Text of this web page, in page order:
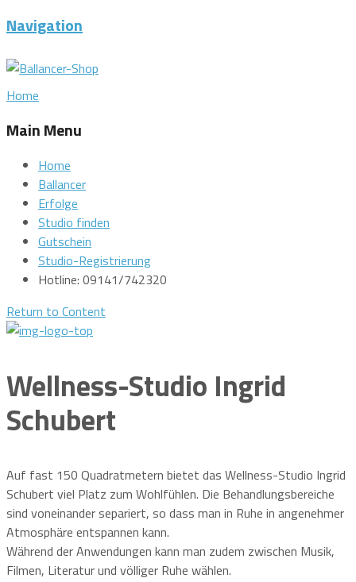
Navigation
Home
Main Menu
Home
Ballancer
Erfolge
Studio finden
Gutschein
Studio-Registrierung
Hotline: 09141/742320
Return to Content
Wellness-Studio Ingrid
Schubert
Auf fast 150 Quadratmetern bietet das Wellness-Studio Ingrid
Schubert viel Platz zum Wohlfühlen. Die Behandlungsbereiche
sind voneinander separiert, so dass man in Ruhe in angenehmer
Atmosphäre entspannen kann.
Während der Anwendungen kann man zudem zwischen Musik,
Filmen, Literatur und völliger Ruhe wählen.